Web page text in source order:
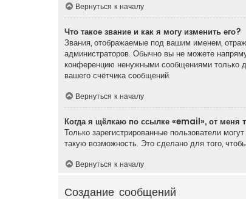
Вернуться к началу
Что такое звание и как я могу изменить его?
Звания, отображаемые под вашим именем,
администраторов. Обычно вы не можете
конференцию ненужными сообщениями только
вашего счётчика сообщений.
Вернуться к началу
Когда я щёлкаю по ссылке «email», от меня
Только зарегистрированные пользователи
такую возможность. Это сделано для того,
Вернуться к началу
Создание сообщений